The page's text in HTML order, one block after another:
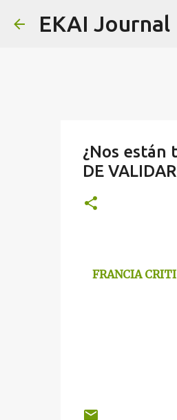
EKAI Journal
¿Nos están
DE
FRANCIA